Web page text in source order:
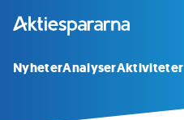
NyheterAnalyserAktiviteter